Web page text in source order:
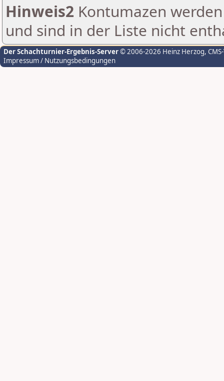
Hinweis2 Kontumazen
und sind in der Liste nicht
Der Schachturnier-Ergebnis-Server© 2006-2026 Heinz Herzog,
Impressum / Nutzungsbedingungen